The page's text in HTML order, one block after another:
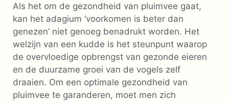
Als het om de gezondheid van pluimvee gaat,
kan het adagium ‘voorkomen is beter dan
genezen’ niet genoeg benadrukt worden. Het
welzijn van een kudde is het steunpunt waarop
de overvloedige opbrengst van gezonde eieren
en de duurzame groei van de vogels zelf
draaien. Om een ​​optimale gezondheid van
pluimvee te garanderen, moet men zich